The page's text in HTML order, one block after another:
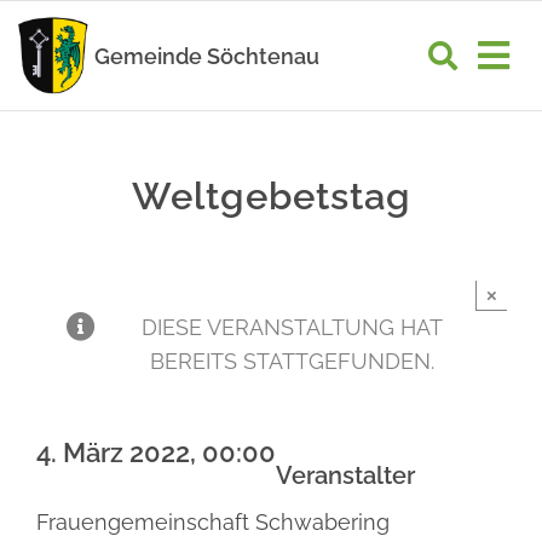
Zum
Inhalt
springen
Gemeinde Söchtenau
RATHAUS
WIRTSCHAFT
UNSER ORT
Weltgebetstag
DIESE VERANSTALTUNG HAT
BEREITS STATTGEFUNDEN.
×
4. März 2022, 00:00
Veranstalter
Frauengemeinschaft Schwabering